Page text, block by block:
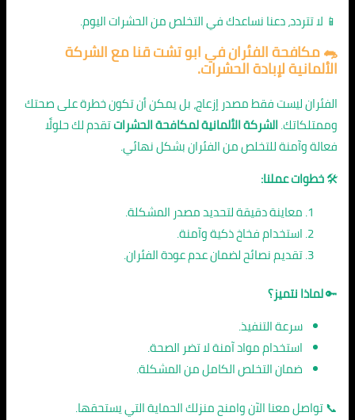
📱 لا تتردد، دعنا نساعدك في التخلص من الحشرات اليوم.
🐀مكافحة الفئران في ابو تشت قنامع الشركة
الألمانية لإبادة الحشرات.
الفئران ليست فقط مصدر إزعاج، بل يمكن أن تكون خطرة على صحتك
وممتلكاتك.الشركة الألمانية لمكافحة الحشراتتقدم لك حلولًا
فعالة وآمنة للتخلص من الفئران بشكل نهائي.
🛠️خطوات عملنا:
معاينة دقيقة لتحديد مصدر المشكلة.
استخدام فخاخ ذكية وآمنة.
تقديم نصائح لضمان عدم عودة الفئران.
🔑لماذا نتميز؟
سرعة التنفيذ.
استخدام مواد آمنة لا تضر الصحة.
ضمان التخلص الكامل من المشكلة.
📞 تواصل معنا الآن وامنح منزلك الحماية التي يستحقها.